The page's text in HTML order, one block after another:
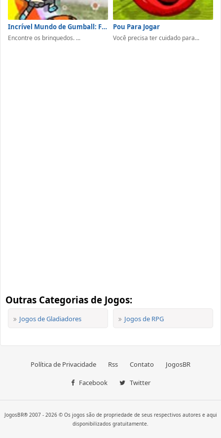
Incrível Mundo de Gumball: Fellowship of the Things
Encontre os brinquedos. ...
Pou Para Jogar
Você precisa ter cuidado para...
Outras Categorias de Jogos:
Jogos de Gladiadores Jogos de RPG
Política de Privacidade Rss Contato JogosBR
Facebook Twitter
JogosBR® 2007 - 2026 © Os jogos são de propriedade de seus respectivos autores e aqui
disponibilizados gratuitamente.